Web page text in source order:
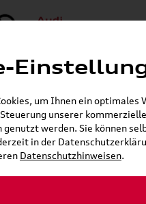
(0)171 / 870 72 87
- 19:00 Uhr Sa. 09:00 - 13:00
- 20:00 Uhr Sa. 08:00 - 13:00
um Ihnen ein optimales
unserer
werden. Sie können
in der
Datenschutzhinweisen.